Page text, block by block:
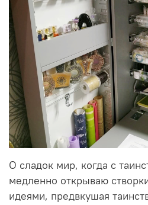
О сладок мир, когда с
медленно открываю
идеями, предвкушая